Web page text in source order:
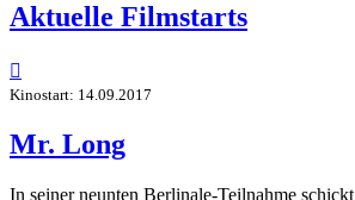
Aktuelle Filmstarts

Kinostart: 14.09.2017
Mr. Long
In seiner neunten Berlinale-Teilnahme